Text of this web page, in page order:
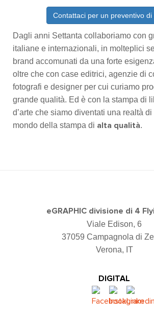
Contattaci per un preventivo di
Dagli anni Settanta collaboriamo con
italiane e internazionali, in molteplici
brand accomunati da una forte
oltre che con case editrici, agenzie di
fotografi e designer per cui curiamo
grande qualità. Ed è con la stampa di
d’arte che siamo diventati una realtà di
mondo della stampa di alta qualità.
eGRAPHIC divisione di 4
Viale Edison, 6
37059 Campagnola di
Verona, IT
DIGITAL